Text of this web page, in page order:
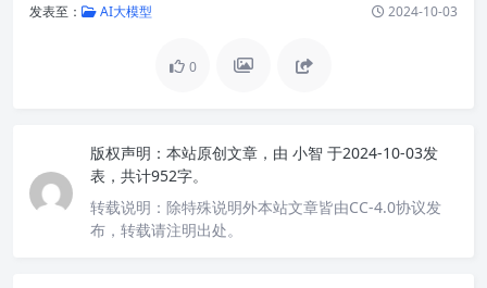
发表至： AI大模型 2024-10-03
0
版权声明： 本站原创文章，由 小智 于2024-10-03发
表，共计952字。
转载说明： 除特殊说明外本站文章皆由CC-4.0协议发
布，转载请注明出处。